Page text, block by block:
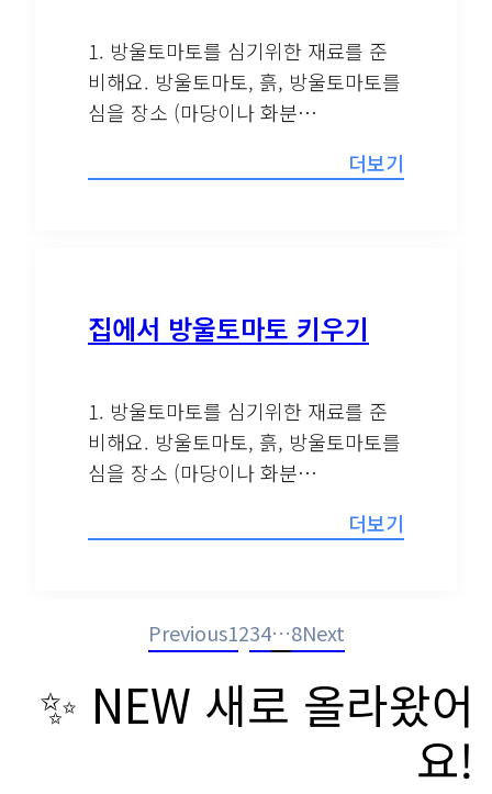
1. 방울토마토를 심기위한 재료를 준
비해요. 방울토마토, 흙, 방울토마토를
심을 장소 (마당이나 화분…
더보기
집에서 방울토마토 키우기
1. 방울토마토를 심기위한 재료를 준
비해요. 방울토마토, 흙, 방울토마토를
심을 장소 (마당이나 화분…
더보기
Previous1234…8Next
✨ NEW 새로 올라왔어
요!